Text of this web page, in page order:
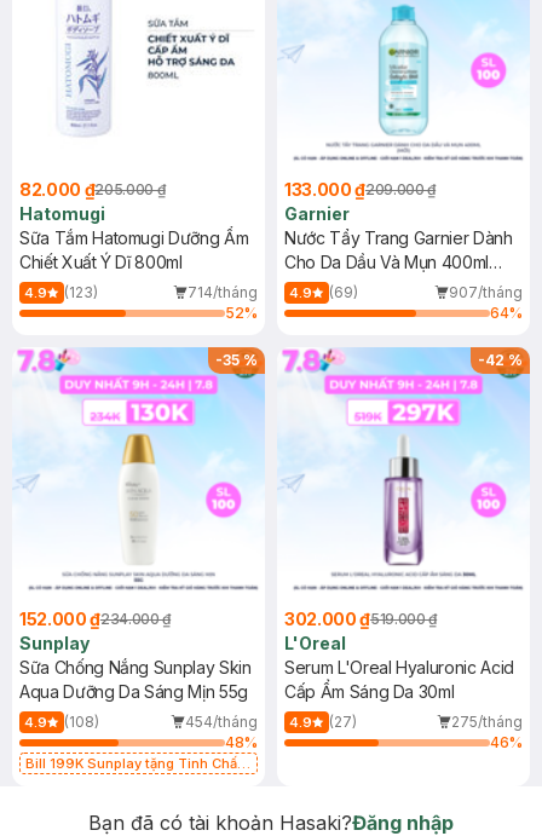
82.000 ₫205.000 ₫
Hatomugi
Sữa Tắm Hatomugi Dưỡng Ẩm
Chiết Xuất Ý Dĩ 800ml
4.9 (123)
714/tháng
52%
133.000 ₫209.000 ₫
Garnier
Nước Tẩy Trang Garnier Dành
Cho Da Dầu Và Mụn 400ml
(Mới)
4.9 (69)
907/tháng
64%
-35%
152.000 ₫234.000 ₫
Sunplay
Sữa Chống Nắng Sunplay Skin
Aqua Dưỡng Da Sáng Mịn 55g
4.9 (108)
454/tháng
48%
Bill 199K Sunplay tặng Tinh Chất
-42%
302.000 ₫519.000 ₫
L'Oreal
Serum L'Oreal Hyaluronic Acid
Cấp Ẩm Sáng Da 30ml
4.9 (27)
275/tháng
46%
Bạn đã có tài khoản Hasaki?Đăng nhập